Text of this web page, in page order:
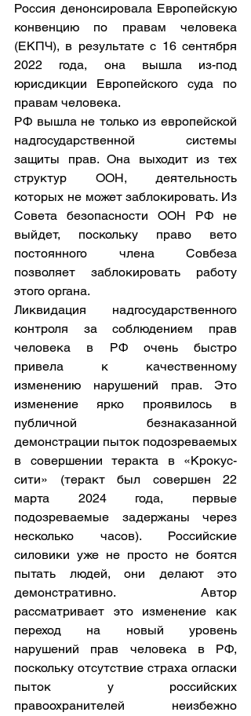
Россия денонсировала Европейскую
конвенцию по правам человека
(ЕКПЧ), в результате с 16 сентября
2022 года, она вышла из-под
юрисдикции Европейского суда по
правам человека.
РФ вышла не только из европейской
надгосударственной системы
защиты прав. Она выходит из тех
структур ООН, деятельность
которых не может заблокировать. Из
Совета безопасности ООН РФ не
выйдет, поскольку право вето
постоянного члена Совбеза
позволяет заблокировать работу
этого органа.
Ликвидация надгосударственного
контроля за соблюдением прав
человека в РФ очень быстро
привела к качественному
изменению нарушений прав. Это
изменение ярко проявилось в
публичной безнаказанной
демонстрации пыток подозреваемых
в совершении теракта в «Крокус-
сити» (теракт был совершен 22
марта 2024 года, первые
подозреваемые задержаны через
несколько часов). Российские
силовики уже не просто не боятся
пытать людей, они делают это
демонстративно. Автор
рассматривает это изменение как
переход на новый уровень
нарушений прав человека в РФ,
поскольку отсутствие страха огласки
пыток у российских
правоохранителей неизбежно